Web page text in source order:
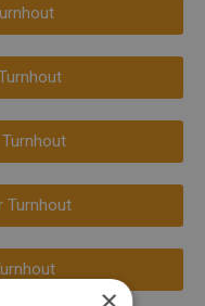
Turnhout